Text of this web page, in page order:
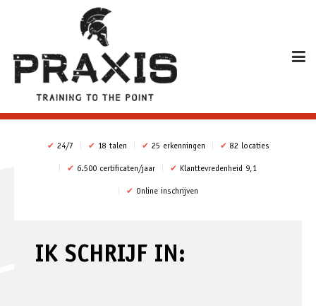
✔ 24/7 ✔ 18 talen ✔ 25 erkenningen ✔ 82 locaties
✔ 6.500 certificaten/jaar ✔ Klanttevredenheid 9,1
✔ Online inschrijven
IK SCHRIJF IN: